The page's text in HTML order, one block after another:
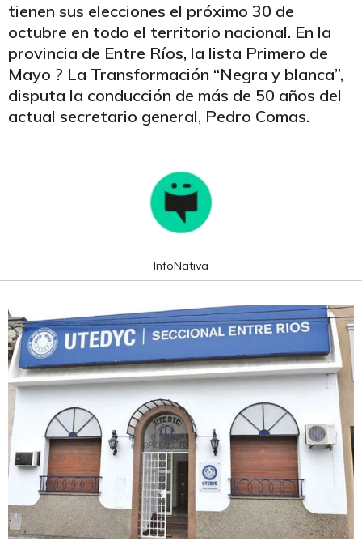
tienen sus elecciones el próximo 30 de
octubre en todo el territorio nacional. En la
provincia de Entre Ríos, la lista Primero de
Mayo ? La Transformación “Negra y blanca”,
disputa la conducción de más de 50 años del
actual secretario general, Pedro Comas.
InfoNativa